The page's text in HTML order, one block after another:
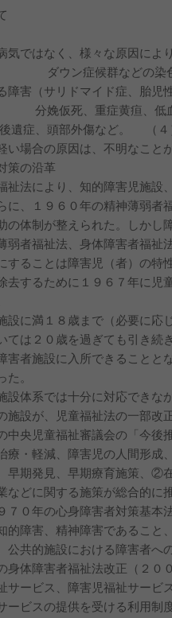
ではなく、様々な原因によ
ダウン症候群などの染色
障害（サリドマイド症、胎
娩仮死、重症黄疸、低血
、頭部外傷など。 （
い場合の原因は、不明なこと
策の沿革
祉法により、知的障害児施設
に、１９６０年の精神薄弱者
の体制が整えられた。しかし
弱者福祉法、身体障害者福祉
することは障害児（者）の特
去するために１９６７年に児
設に満１８歳まで（必要に応
ては２０歳を過ぎても引き続
害者施設に入所できることと
。
設体系では十分に対応でき
施設が、児童福祉法の一部改
央児童福祉審議会の「今後
療・軽減、障害児の人間形成
早期発見、早期療育施策、②
などに関する施策が総合的に
０年の心身障害者対策基本
的障害、精神障害であること
公共的施設における障害者へ
身体障害者福祉法改正（２０
サービス、障害児福祉サービ
ービスの提供を受ける利用制